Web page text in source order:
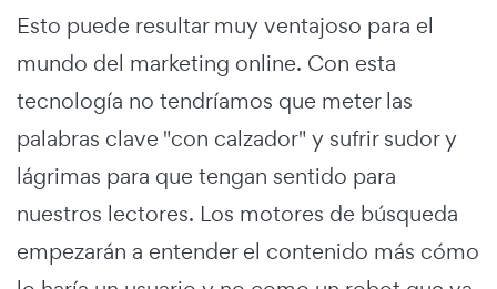
Esto puede resultar muy ventajoso para el
mundo del marketing online. Con esta
tecnología no tendríamos que meter las
palabras clave "con calzador" y sufrir sudor y
lágrimas para que tengan sentido para
nuestros lectores. Los motores de búsqueda
empezarán a entender el contenido más cómo